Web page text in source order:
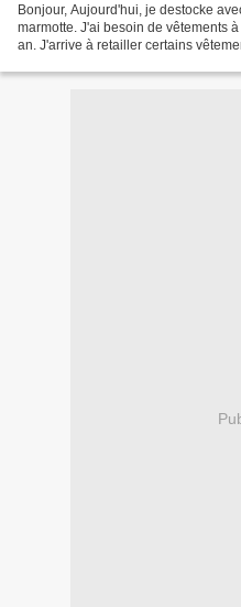
Bonjour, Aujourd'hui, je destocke
marmotte. J'ai besoin de vêtements
an. J'arrive à retailler certains